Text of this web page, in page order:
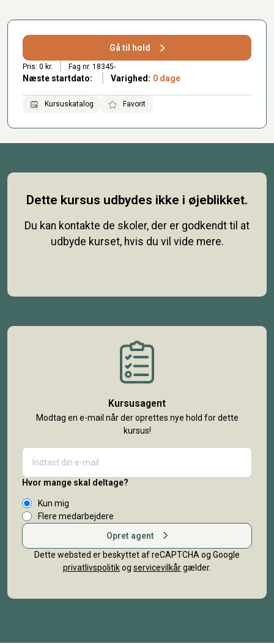
Gå til hold
Pris: 0 kr. Fag nr. 18345-
Næste startdato: Varighed: 0 dage
Kursuskatalog Favorit
Dette kursus udbydes ikke i øjeblikket.
Du kan kontakte de skoler, der er godkendt til at
udbyde kurset, hvis du vil vide mere.
Kursusagent
Modtag en e-mail når der oprettes nye hold for dette
kursus!
Hvor mange skal deltage?
Kun mig
Flere medarbejdere
Opret agent
Dette websted er beskyttet af reCAPTCHA og Google
privatlivspolitikog servicevilkårgælder.